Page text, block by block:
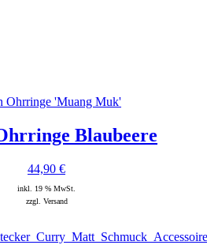
Ohrringe 'Muang Muk'
Blaubeere
44,90 €
inkl. 19 % MwSt.
zzgl. Versand